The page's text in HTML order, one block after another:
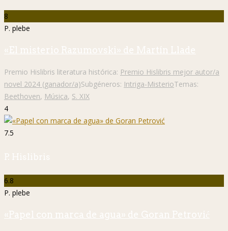
8
P. plebe
«El misterio Razumovski» de Martín Llade
Premio Hislibris literatura histórica: Premio Hislibris mejor autor/a
novel 2024 (ganador/a)Subgéneros: Intriga-MisterioTemas:
Beethoven, Música, S. XIX
4
7.5
P. Hislibris
6.8
P. plebe
«Papel con marca de agua» de Goran Petrović